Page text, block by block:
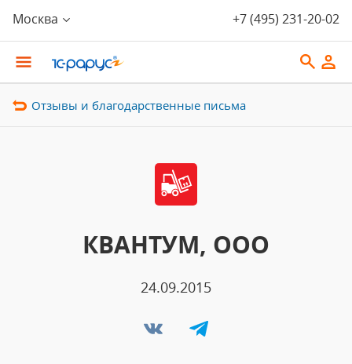
Москва +7 (495) 231-20-02
Отзывы и благодарственные письма
КВАНТУМ, ООО
24.09.2015